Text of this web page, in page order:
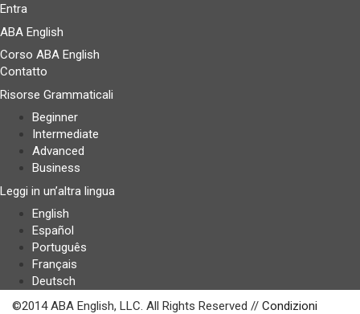
Entra
ABA English
Corso ABA English
Contatto
Risorse Grammaticali
Beginner
Intermediate
Advanced
Business
Leggi in un’altra lingua
English
Español
Português
Français
Deutsch
©2014 ABA English, LLC. All Rights Reserved // Condizioni